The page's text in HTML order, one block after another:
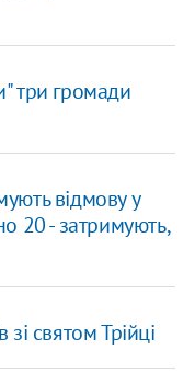
три громади
відмову у
20 - затримують,
святом Трійці